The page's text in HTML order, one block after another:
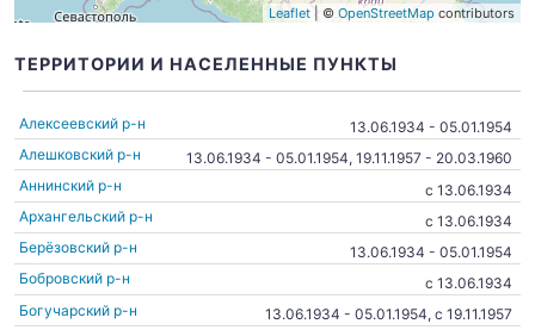
Leaflet | © OpenStreetMap contributors
ТЕРРИТОРИИ И НАСЕЛЕННЫЕ ПУНКТЫ
Алексеевский р-н
13.06.1934 - 05.01.1954
Алешковский р-н
13.06.1934 - 05.01.1954, 19.11.1957 - 20.03.1960
Аннинский р-н
c 13.06.1934
Архангельский р-н
c 13.06.1934
Берёзовский р-н
13.06.1934 - 05.01.1954
Бобровский р-н
c 13.06.1934
Богучарский р-н
13.06.1934 - 05.01.1954, c 19.11.1957